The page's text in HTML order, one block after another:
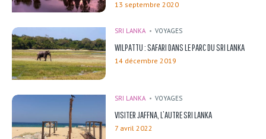
13 septembre 2020
SRI LANKA VOYAGES
WILPATTU : SAFARI DANS LE PARC DU SRI LANKA
14 décembre 2019
SRI LANKA VOYAGES
VISITER JAFFNA, L’AUTRE SRI LANKA
7 avril 2022